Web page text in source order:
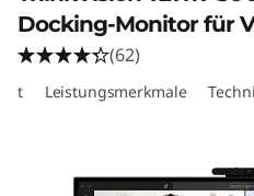
Docking-Monitor für
(62)
Leistungsmerkmale